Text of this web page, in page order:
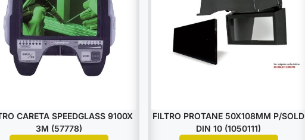
CARETA SPEEDGLASS 9100X
3M (57778)
FILTRO PROTANE 50X108MM P/SOLD
DIN 10 (1050111)